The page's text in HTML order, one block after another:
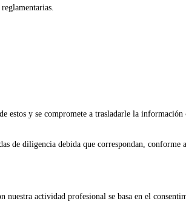
y se compromete a trasladarle la
de diligencia debida que correspondan, conforme
actividad profesional se basa en el